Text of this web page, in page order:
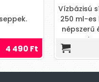
4 490 Ft
Vízbázisú
250 ml-es
népszerű